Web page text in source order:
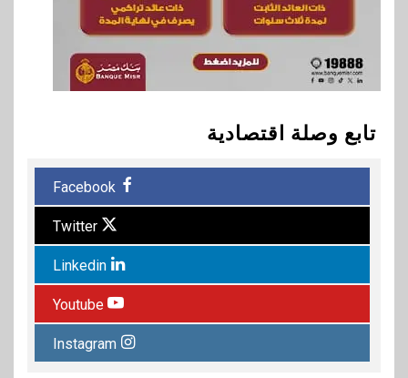
تابع وصلة اقتصادية
Facebook
Twitter
Linkedin
Youtube
Instagram